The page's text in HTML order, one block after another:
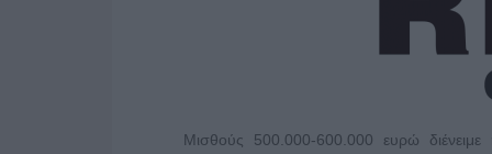
Μισθούς 500.000-600.000 ευρώ